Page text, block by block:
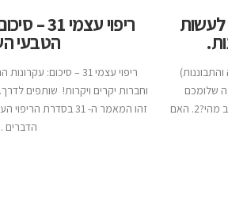
לעשות
שלומכם
ושלומכן היום? במאמר הזה אני אסביר: 1. תשומת לב מהי?2. האם
ריפוי
הטבעי
ריפוי עצמי 31 – סיכום:
וחברות יקרים ויקרות! שותפים
זהו המאמר ה- 31